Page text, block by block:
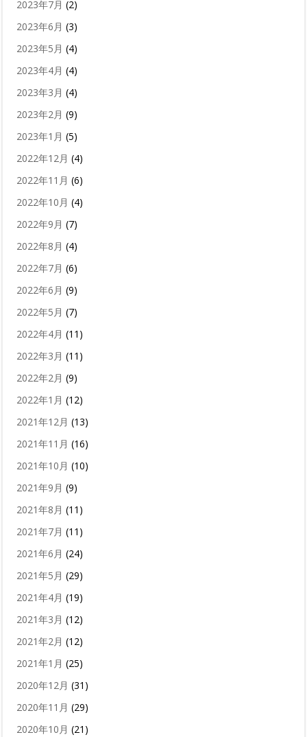
2023年7月 (2)
2023年6月 (3)
2023年5月 (4)
2023年4月 (4)
2023年3月 (4)
2023年2月 (9)
2023年1月 (5)
2022年12月 (4)
2022年11月 (6)
2022年10月 (4)
2022年9月 (7)
2022年8月 (4)
2022年7月 (6)
2022年6月 (9)
2022年5月 (7)
2022年4月 (11)
2022年3月 (11)
2022年2月 (9)
2022年1月 (12)
2021年12月 (13)
2021年11月 (16)
2021年10月 (10)
2021年9月 (9)
2021年8月 (11)
2021年7月 (11)
2021年6月 (24)
2021年5月 (29)
2021年4月 (19)
2021年3月 (12)
2021年2月 (12)
2021年1月 (25)
2020年12月 (31)
2020年11月 (29)
2020年10月 (21)